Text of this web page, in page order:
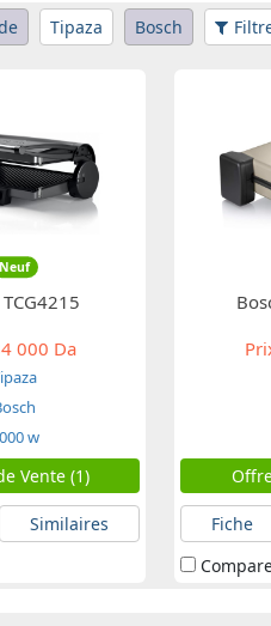
Tipaza Bosch
Neuf
000 Da
w
Vente (1)
Similaires
Fiche